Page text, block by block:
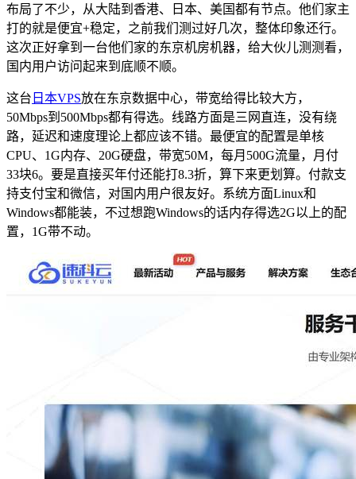
布局了不少，从大陆到香港、日本、美国都有节点。他们家主
打的就是便宜+稳定，之前我们测过好几次，整体印象还行。
这次正好拿到一台他们家的东京机房机器，给大伙儿测测看，
国内用户访问起来到底顺不顺。
这台 日本VPS放在东京数据中心，带宽给得比较大方，
50Mbps到500Mbps都有得选。线路方面是三网直连，没有绕
路，延迟和速度理论上都应该不错。最便宜的配置是单核
CPU、1G内存、20G硬盘，带宽50M，每月500G流量，月付
33块6。要是直接买年付还能打8.3折，算下来更划算。付款支
持支付宝和微信，对国内用户很友好。系统方面Linux和
Windows都能装，不过想跑Windows的话内存得选2G以上的配
置，1G带不动。